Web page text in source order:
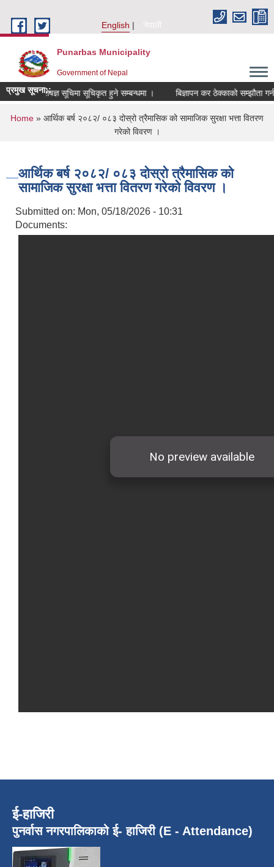
English
नेपाली
Punarbas Municipality
Government of Nepal
प्रमुख सूचना::बिशेषज्ञ सूचिमा सूचिकृत हुने सम्बन्धमा । बिज्ञापन कर ठेक्काको सम्झौता
You are here
Home » आर्थिक बर्ष २०८२/ ०८३ दोस्रो त्रैमासिक को सामाजिक सुरक्षा भत्ता वितरण
गरेको विवरण ।
आर्थिक बर्ष २०८२/ ०८३ दोस्रो त्रैमासिक को
सामाजिक सुरक्षा भत्ता वितरण गरेको विवरण ।
Submitted on: Mon, 05/18/2026 - 10:31
Documents:
ई-हाजिरी
पुनर्वास नगरपालिकाको ई- हाजिरी (E - Attendance)